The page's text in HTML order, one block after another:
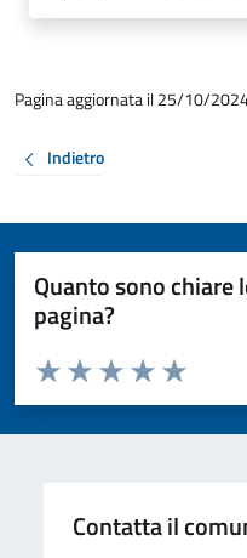
Pagina aggiornata il 25/10/
Indietro
Quanto sono
pagina?
Valuta da 1 a 5 stelle la pagina
Valuta 5
Valuta 4
Valuta 3 stelle su
Valuta 2 stelle su 5
Valuta 1 stelle su 5
Contatta il